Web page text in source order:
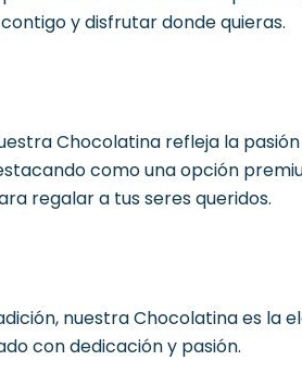
y disfrutar donde quieras.
Chocolatina refleja la
como una opción
regalar a tus seres queridos.
nuestra Chocolatina es
con dedicación y pasión.